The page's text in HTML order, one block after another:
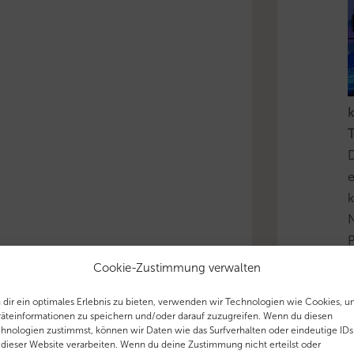
Cookie-Zustimmung verwalten
dir ein optimales Erlebnis zu bieten, verwenden wir Technologien wie Cookies,
zu speichern und/oder darauf zuzugreifen. Wenn du diesen
zustimmst, können wir Daten wie das Surfverhalten oder eindeutige IDs
Website verarbeiten. Wenn du deine Zustimmung nicht erteilst oder